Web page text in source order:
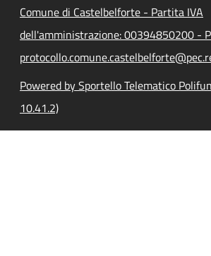
Comune di Castelbelforte - Partita IVA
dell'amministrazione: 00394850200 -
Powered by Sportello Telematico
10.41.2)